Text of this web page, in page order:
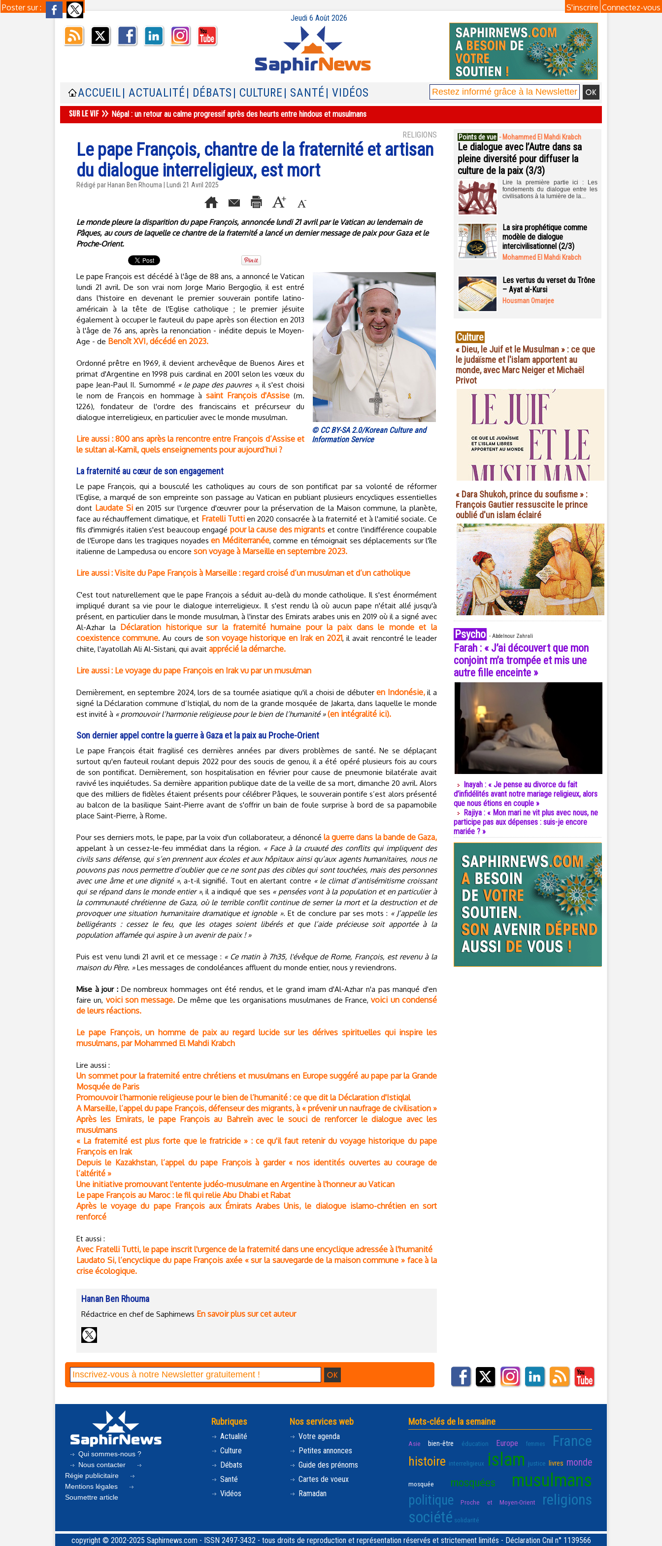
Poster sur : Connectez-vous
S'inscrire
Jeudi 6 Août 2026
ACCUEIL | ACTUALITÉ | DÉBATS | CULTURE | SANTÉ | VIDÉOS
Népal : un retour au calme progressif après des heurts entre hindous et musulmans
RELIGIONS
Le pape François, chantre de la fraternité et artisan
du dialogue interreligieux, est mort
Rédigé par Hanan Ben Rhouma | Lundi 21 Avril 2025
Le monde pleure la disparition du pape François, annoncée lundi 21 avril par le Vatican au lendemain de
Pâques, au cours de laquelle ce chantre de la fraternité a lancé un dernier message de paix pour Gaza et le
Proche-Orient.
© CC BY-SA 2.0/Korean Culture and
Information Service
Le pape François est décédé à l'âge de 88 ans, a annoncé le Vatican
lundi 21 avril. De son vrai nom Jorge Mario Bergoglio, il est entré
dans l'histoire en devenant le premier souverain pontife latino-
américain à la tête de l'Eglise catholique ; le premier jésuite
également à occuper le fauteuil du pape après son élection en 2013
à l'âge de 76 ans, après la renonciation - inédite depuis le Moyen-
Age - de Benoît XVI, décédé en 2023.
Ordonné prêtre en 1969, il devient archevêque de Buenos Aires et
primat d'Argentine en 1998 puis cardinal en 2001 selon les vœux du
pape Jean-Paul II. Surnommé « le pape des pauvres », il s'est choisi
le nom de François en hommage à saint François d'Assise (m.
1226), fondateur de l'ordre des franciscains et précurseur du
dialogue interreligieux, en particulier avec le monde musulman.
Lire aussi : 800 ans après la rencontre entre François d’Assise et
le sultan al-Kamil, quels enseignements pour aujourd’hui ?
La fraternité au cœur de son engagement
Le pape François, qui a bousculé les catholiques au cours de son pontificat par sa volonté de réformer
l'Eglise, a marqué de son empreinte son passage au Vatican en publiant plusieurs encycliques essentielles
dont Laudate Sien 2015 sur l'urgence d'œuvrer pour la préservation de la Maison commune, la planète,
face au réchauffement climatique, et Fratelli Tuttien 2020 consacrée à la fraternité et à l'amitié sociale. Ce
fils d'immigrés italien s'est beaucoup engagé pour la cause des migrants et contre l'indifférence coupable
de l'Europe dans les tragiques noyades en Méditerranée, comme en témoignait ses déplacements sur l'île
italienne de Lampedusa ou encore son voyage à Marseille en septembre 2023.
Lire aussi : Visite du Pape François à Marseille : regard croisé d’un musulman et d’un catholique
C'est tout naturellement que le pape François a séduit au-delà du monde catholique. Il s'est énormément
impliqué durant sa vie pour le dialogue interreligieux. Il s'est rendu là où aucun pape n'était allé jusqu'à
présent, en particulier dans le monde musulman, à l'instar des Emirats arabes unis en 2019 où il a signé avec
Al-Azhar la Déclaration historique sur la fraternité humaine pour la paix dans le monde et la
coexistence commune. Au cours de son voyage historique en Irak en 2021, il avait rencontré le leader
chiite, l'ayatollah Ali Al-Sistani, qui avait apprécié la démarche.
Lire aussi : Le voyage du pape François en Irak vu par un musulman
Dernièrement, en septembre 2024, lors de sa tournée asiatique qu'il a choisi de débuteren Indonésie,il a
signé la Déclaration commune d’Istiqlal, du nom de la grande mosquée de Jakarta, dans laquelle le monde
est invité à « promouvoir l’harmonie religieuse pour le bien de l’humanité » (en intégralité ici).
Son dernier appel contre la guerre à Gaza et la paix au Proche-Orient
Le pape François était fragilisé ces dernières années par divers problèmes de santé. Ne se déplaçant
surtout qu'en fauteuil roulant depuis 2022 pour des soucis de genou, il a été opéré plusieurs fois au cours
de son pontificat. Dernièrement, son hospitalisation en février pour cause de pneumonie bilatérale avait
ravivé les inquiétudes. Sa dernière apparition publique date de la veille de sa mort, dimanche 20 avril. Alors
que des milliers de fidèles étaient présents pour célébrer Pâques, le souverain pontife s’est alors présenté
au balcon de la basilique Saint-Pierre avant de s'offrir un bain de foule surprise à bord de sa papamobile
place Saint-Pierre, à Rome.
Pour ses derniers mots, le pape, par la voix d'un collaborateur, a dénoncéla guerre dans la bande de Gaza,
appelant à un cessez-le-feu immédiat dans la région. « Face à la cruauté des conflits qui impliquent des
civils sans défense, qui s’en prennent aux écoles et aux hôpitaux ainsi qu’aux agents humanitaires, nous ne
pouvons pas nous permettre d’oublier que ce ne sont pas des cibles qui sont touchées, mais des personnes
avec une âme et une dignité », a-t-il signifié. Tout en alertant contre « le climat d’antisémitisme croissant
qui se répand dans le monde entier », il a indiqué que ses « pensées vont à la population et en particulier à
la communauté chrétienne de Gaza, où le terrible conflit continue de semer la mort et la destruction et de
provoquer une situation humanitaire dramatique et ignoble ». Et de conclure par ses mots : « J’appelle les
belligérants : cessez le feu, que les otages soient libérés et que l’aide précieuse soit apportée à la
population affamée qui aspire à un avenir de paix ! »
Puis est venu lundi 21 avril et ce message : « Ce matin à 7h35, l'évêque de Rome, François, est revenu à la
maison du Père. »Les messages de condoléances affluent du monde entier, nous y reviendrons.
Mise à jour : De nombreux hommages ont été rendus, et le grand imam d'Al-Azhar n'a pas manqué d'en
faire un, voici son message. De même que les organisations musulmanes de France,voici un condensé
de leurs réactions.
Le pape François, un homme de paix au regard lucide sur les dérives spirituelles qui inspire les
musulmans, par Mohammed El Mahdi Krabch
Lire aussi :
Un sommet pour la fraternité entre chrétiens et musulmans en Europe suggéré au pape par la Grande
Mosquée de Paris
Promouvoir l’harmonie religieuse pour le bien de l’humanité : ce que dit la Déclaration d'Istiqlal
A Marseille, l’appel du pape François, défenseur des migrants, à « prévenir un naufrage de civilisation »
Après les Emirats, le pape François au Bahreïn avec le souci de renforcer le dialogue avec les
musulmans
« La fraternité est plus forte que le fratricide » : ce qu'il faut retenir du voyage historique du pape
François en Irak
Depuis le Kazakhstan, l’appel du pape François à garder « nos identités ouvertes au courage de
l’altérité »
Une initiative promouvant l'entente judéo-musulmane en Argentine à l'honneur au Vatican
Le pape François au Maroc : le fil qui relie Abu Dhabi et Rabat
Après le voyage du pape François aux Émirats Arabes Unis, le dialogue islamo-chrétien en sort
renforcé
Et aussi :
Avec Fratelli Tutti, le pape inscrit l'urgence de la fraternité dans une encyclique adressée à l'humanité
Laudato Si, l’encyclique du pape François axée « sur la sauvegarde de la maison commune » face à la
crise écologique.
Hanan Ben Rhouma
Rédactrice en chef de Saphirnews En savoir plus sur cet auteur
Points de vue - Mohammed El Mahdi Krabch
Le dialogue avec l’Autre dans sa
pleine diversité pour diffuser la
culture de la paix (3/3)
Lire la première partie ici : Les
fondements du dialogue entre les
civilisations à la lumière de la...
La sira prophétique comme
modèle de dialogue
intercivilisationnel (2/3)
Mohammed El Mahdi Krabch
Les vertus du verset du Trône
– Ayat al-Kursi
Housman Omarjee
Culture
« Dieu, le Juif et le Musulman » : ce que
le judaïsme et l'islam apportent au
monde, avec Marc Neiger et Michaël
Privot
« Dara Shukoh, prince du soufisme » :
François Gautier ressuscite le prince
oublié d'un islam éclairé
Psycho - Abdelnour Zahrali
Farah : « J’ai découvert que mon
conjoint m’a trompée et mis une
autre fille enceinte »
Inayah : « Je pense au divorce du fait
d’infidélités avant notre mariage religieux, alors
que nous étions en couple »
Rajiya : « Mon mari ne vit plus avec nous, ne
participe pas aux dépenses : suis-je encore
mariée ? »
Qui sommes-nous ?
Nous contacter
Régie publicitaire
Mentions légales
Soumettre article
Rubriques
Actualité
Culture
Débats
Santé
Vidéos
Nos services web
Votre agenda
Petites annonces
Guide des prénoms
Cartes de voeux
Ramadan
Mots-clés de la semaine
Asie bien-être éducation Europe femmes France
histoire interreligieux islam justice livres monde
mosquée mosquées musulmans
politique Proche et Moyen-Orient religions
société solidarité
copyright © 2002-2025 Saphirnews.com - ISSN 2497-3432 - tous droits de reproduction et représentation réservés et strictement limités - Déclaration Cnil n° 1139566